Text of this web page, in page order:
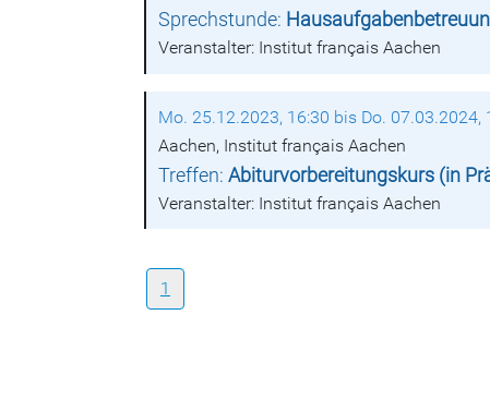
Sprechstunde:
Veranstalter: Institut français Aachen
Mo. 25.12.2023, 16:30 bis Do. 07.03.2024,
Aachen, Institut français Aachen
Treffen:Abiturvorbereitungskurs (in
Veranstalter: Institut français Aachen
1